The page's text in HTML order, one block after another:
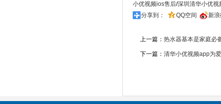
小优视频ios售后/深圳清华小优
分享到：
QQ空间 新
上一篇： 热水器基本是家庭必
下一篇： 清华小优视频app为